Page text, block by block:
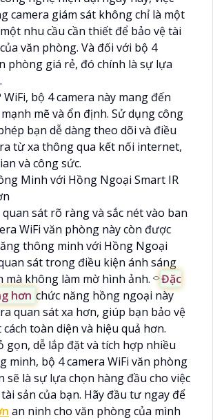
camera giám sát không chỉ là một
nhu cầu cần thiết để bảo vệ tài
văn phòng. Và đối với bộ 4
phòng giá rẻ, đó chính là sự lựa
bộ 4 camera này mang đến
mẽ và ổn định. Sử dụng công
bạn dễ dàng theo dõi và điều
từ xa thông qua kết nối internet,
và công sức.
Minh với Hồng Ngoại Smart IR
sát rõ ràng và sắc nét vào ban
WiFi văn phòng này còn được
thông minh với Hồng Ngoại
sát trong điều kiện ánh sáng
mà không làm mờ hình ảnh. ⌔Đặc
hơn chức năng hồng ngoại này
quan sát xa hơn, giúp bạn bảo vệ
toàn diện và hiệu quả hơn.
gọn, dễ lắp đặt và tích hợp nhiều
minh, bộ 4 camera WiFi văn phòng
sẽ là sự lựa chọn hàng đầu cho việc
sản của bạn. Hãy đầu tư ngay để
an ninh cho văn phòng của mình